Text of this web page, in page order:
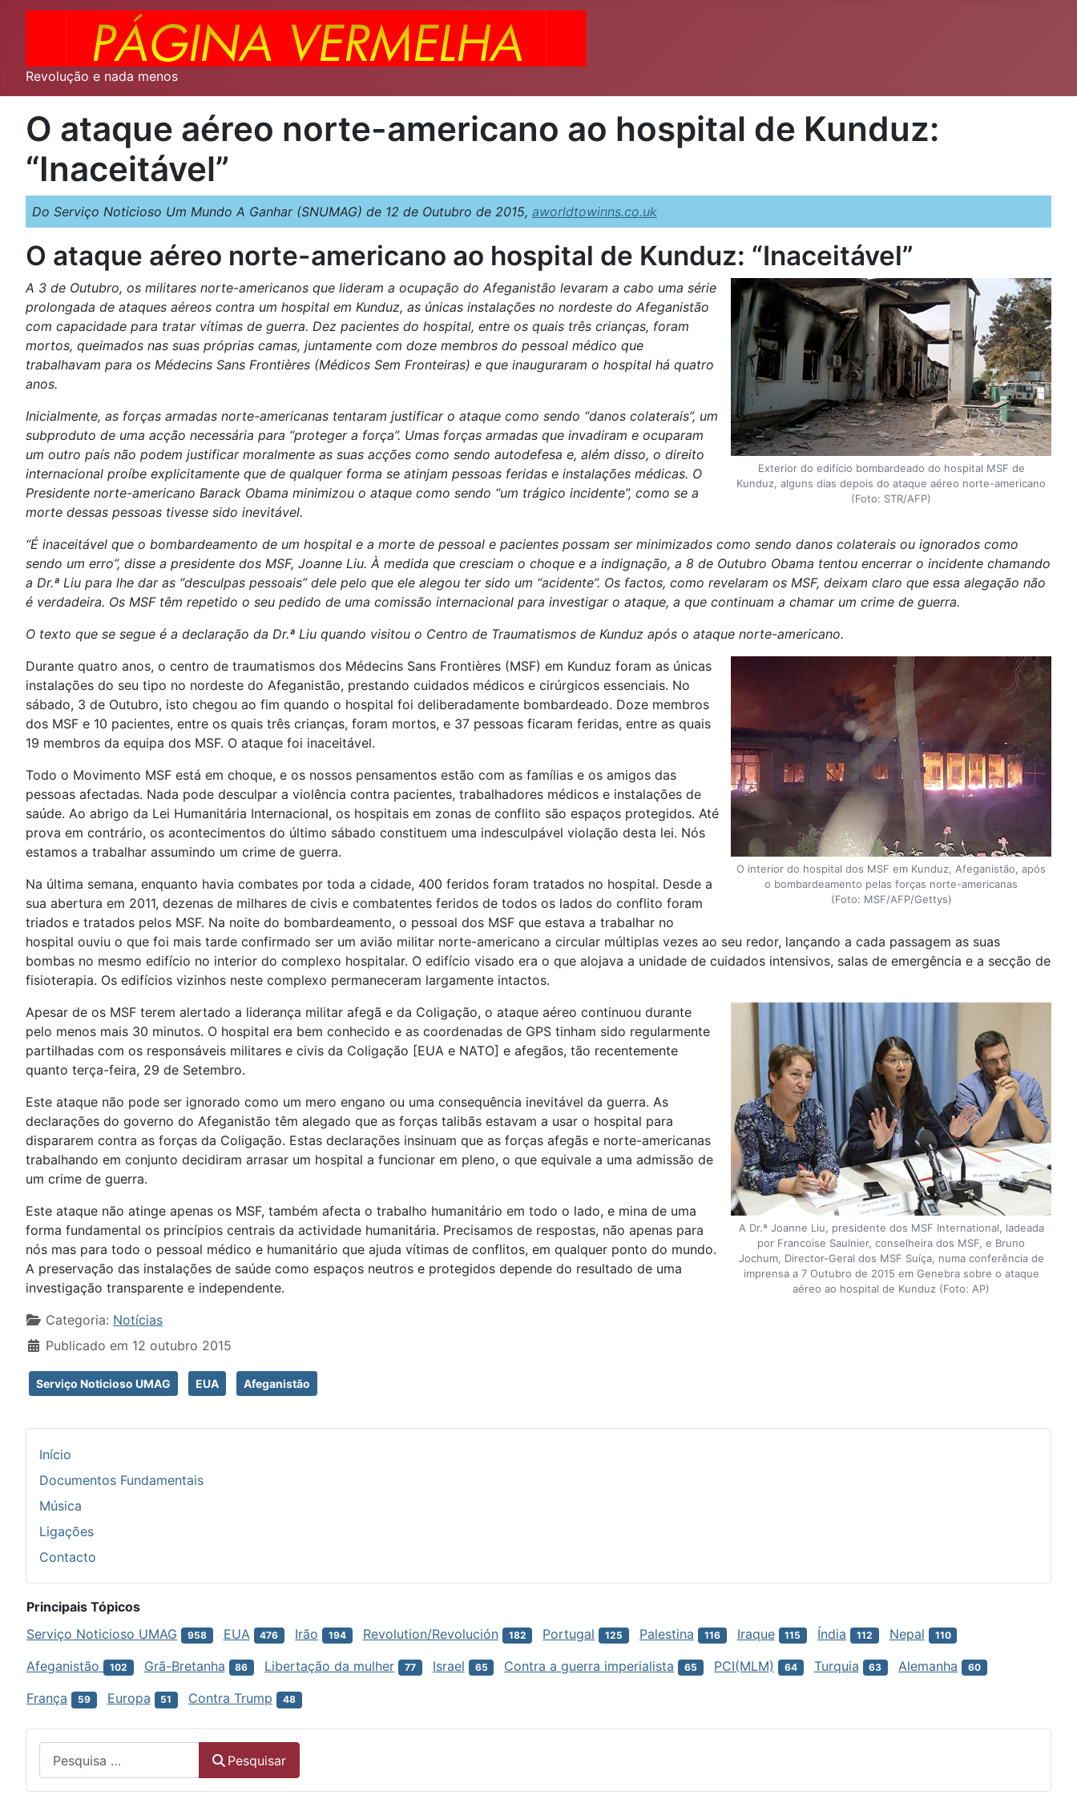
Revolução e nada menos
O ataque aéreo norte-americano ao hospital de Kunduz:
“Inaceitável”
Do Serviço Noticioso Um Mundo A Ganhar (SNUMAG) de 12 de Outubro de 2015, aworldtowinns.co.uk
O ataque aéreo norte-americano ao hospital de Kunduz: “Inaceitável”
Exterior do edifício bombardeado do hospital MSF de
Kunduz, alguns dias depois do ataque aéreo norte-americano
(Foto: STR/AFP)
A 3 de Outubro, os militares norte-americanos que lideram a ocupação do Afeganistão levaram a cabo uma série
prolongada de ataques aéreos contra um hospital em Kunduz, as únicas instalações no nordeste do Afeganistão
com capacidade para tratar vítimas de guerra. Dez pacientes do hospital, entre os quais três crianças, foram
mortos, queimados nas suas próprias camas, juntamente com doze membros do pessoal médico que
trabalhavam para os Médecins Sans Frontières (Médicos Sem Fronteiras) e que inauguraram o hospital há quatro
anos.
Inicialmente, as forças armadas norte-americanas tentaram justificar o ataque como sendo “danos colaterais”, um
subproduto de uma acção necessária para “proteger a força”. Umas forças armadas que invadiram e ocuparam
um outro país não podem justificar moralmente as suas acções como sendo autodefesa e, além disso, o direito
internacional proíbe explicitamente que de qualquer forma se atinjam pessoas feridas e instalações médicas. O
Presidente norte-americano Barack Obama minimizou o ataque como sendo “um trágico incidente”, como se a
morte dessas pessoas tivesse sido inevitável.
“É inaceitável que o bombardeamento de um hospital e a morte de pessoal e pacientes possam ser minimizados como sendo danos colaterais ou ignorados como
sendo um erro”, disse a presidente dos MSF, Joanne Liu. À medida que cresciam o choque e a indignação, a 8 de Outubro Obama tentou encerrar o incidente chamando
a Dr.ª Liu para lhe dar as “desculpas pessoais” dele pelo que ele alegou ter sido um “acidente”. Os factos, como revelaram os MSF, deixam claro que essa alegação não
é verdadeira. Os MSF têm repetido o seu pedido de uma comissão internacional para investigar o ataque, a que continuam a chamar um crime de guerra.
O texto que se segue é a declaração da Dr.ª Liu quando visitou o Centro de Traumatismos de Kunduz após o ataque norte-americano.
O interior do hospital dos MSF em Kunduz, Afeganistão, após
o bombardeamento pelas forças norte-americanas
(Foto: MSF/AFP/Gettys)
Durante quatro anos, o centro de traumatismos dos Médecins Sans Frontières (MSF) em Kunduz foram as únicas
instalações do seu tipo no nordeste do Afeganistão, prestando cuidados médicos e cirúrgicos essenciais. No
sábado, 3 de Outubro, isto chegou ao fim quando o hospital foi deliberadamente bombardeado. Doze membros
dos MSF e 10 pacientes, entre os quais três crianças, foram mortos, e 37 pessoas ficaram feridas, entre as quais
19 membros da equipa dos MSF. O ataque foi inaceitável.
Todo o Movimento MSF está em choque, e os nossos pensamentos estão com as famílias e os amigos das
pessoas afectadas. Nada pode desculpar a violência contra pacientes, trabalhadores médicos e instalações de
saúde. Ao abrigo da Lei Humanitária Internacional, os hospitais em zonas de conflito são espaços protegidos. Até
prova em contrário, os acontecimentos do último sábado constituem uma indesculpável violação desta lei. Nós
estamos a trabalhar assumindo um crime de guerra.
Na última semana, enquanto havia combates por toda a cidade, 400 feridos foram tratados no hospital. Desde a
sua abertura em 2011, dezenas de milhares de civis e combatentes feridos de todos os lados do conflito foram
triados e tratados pelos MSF. Na noite do bombardeamento, o pessoal dos MSF que estava a trabalhar no
hospital ouviu o que foi mais tarde confirmado ser um avião militar norte-americano a circular múltiplas vezes ao seu redor, lançando a cada passagem as suas
bombas no mesmo edifício no interior do complexo hospitalar. O edifício visado era o que alojava a unidade de cuidados intensivos, salas de emergência e a secção de
fisioterapia. Os edifícios vizinhos neste complexo permaneceram largamente intactos.
A Dr.ª Joanne Liu, presidente dos MSF International, ladeada
por Francoise Saulnier, conselheira dos MSF, e Bruno
Jochum, Director-Geral dos MSF Suíça, numa conferência de
imprensa a 7 Outubro de 2015 em Genebra sobre o ataque
aéreo ao hospital de Kunduz (Foto: AP)
Apesar de os MSF terem alertado a liderança militar afegã e da Coligação, o ataque aéreo continuou durante
pelo menos mais 30 minutos. O hospital era bem conhecido e as coordenadas de GPS tinham sido regularmente
partilhadas com os responsáveis militares e civis da Coligação [EUA e NATO] e afegãos, tão recentemente
quanto terça-feira, 29 de Setembro.
Este ataque não pode ser ignorado como um mero engano ou uma consequência inevitável da guerra. As
declarações do governo do Afeganistão têm alegado que as forças talibãs estavam a usar o hospital para
dispararem contra as forças da Coligação. Estas declarações insinuam que as forças afegãs e norte-americanas
trabalhando em conjunto decidiram arrasar um hospital a funcionar em pleno, o que equivale a uma admissão de
um crime de guerra.
Este ataque não atinge apenas os MSF, também afecta o trabalho humanitário em todo o lado, e mina de uma
forma fundamental os princípios centrais da actividade humanitária. Precisamos de respostas, não apenas para
nós mas para todo o pessoal médico e humanitário que ajuda vítimas de conflitos, em qualquer ponto do mundo.
A preservação das instalações de saúde como espaços neutros e protegidos depende do resultado de uma
investigação transparente e independente.
Detalhes
Categoria: Notícias
Publicado em 12 outubro 2015
Serviço Noticioso UMAG EUA Afeganistão
Início
Documentos Fundamentais
Música
Ligações
Contacto
Principais Tópicos
Serviço Noticioso UMAG
958 EUA 476 Irão 194 Revolution/Revolución 182 Portugal 125 Palestina 116 Iraque 115 Índia 112 Nepal 110
Afeganistão 102 Grã-Bretanha 86 Libertação da mulher 77 Israel 65 Contra a guerra imperialista 65 PCI(MLM) 64 Turquia 63 Alemanha 60
França 59 Europa 51 Contra Trump 48
Pesquisar